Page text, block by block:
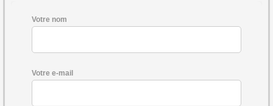
Votre nom
Votre e-mail